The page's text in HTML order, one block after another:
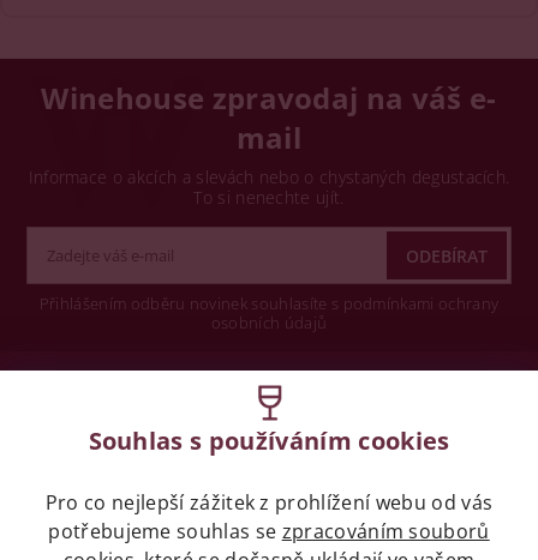
Winehouse zpravodaj na váš e-
mail
Informace o akcích a slevách nebo o chystaných degustacích.
To si nenechte ujít.
Přihlášením odběru novinek souhlasíte s podmínkami ochrany
osobních údajů
Legislativa
Zákaz prodeje alkoholických nápojů osobám
mladších 18 let.
Souhlas s používáním cookies
Pro co nejlepší zážitek z prohlížení webu od vás
potřebujeme souhlas se zpracováním souborů